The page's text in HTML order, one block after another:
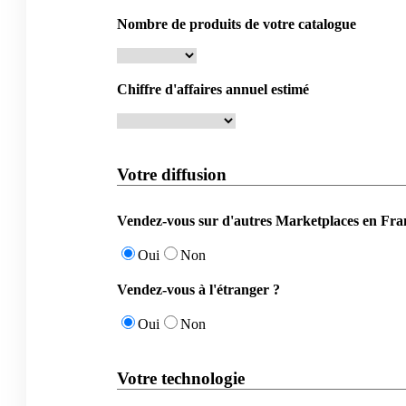
Nombre de produits de votre catalogue
Chiffre d'affaires annuel estimé
Votre diffusion
Vendez-vous sur d'autres Marketplaces en
Oui Non
Vendez-vous à l'étranger ?
Oui Non
Votre technologie